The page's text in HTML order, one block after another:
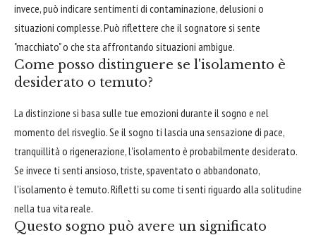
invece, può indicare sentimenti di contaminazione, delusioni o
situazioni complesse. Può riflettere che il sognatore si sente
"macchiato" o che sta affrontando situazioni ambigue.
Come posso distinguere se l'isolamento è
desiderato o temuto?
La distinzione si basa sulle tue emozioni durante il sogno e nel
momento del risveglio. Se il sogno ti lascia una sensazione di pace,
tranquillità o rigenerazione, l'isolamento è probabilmente desiderato.
Se invece ti senti ansioso, triste, spaventato o abbandonato,
l'isolamento è temuto. Rifletti su come ti senti riguardo alla solitudine
nella tua vita reale.
Questo sogno può avere un significato